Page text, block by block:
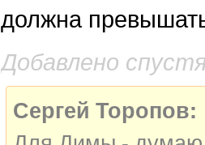
должна
Добавлено
Сергей Торопов: